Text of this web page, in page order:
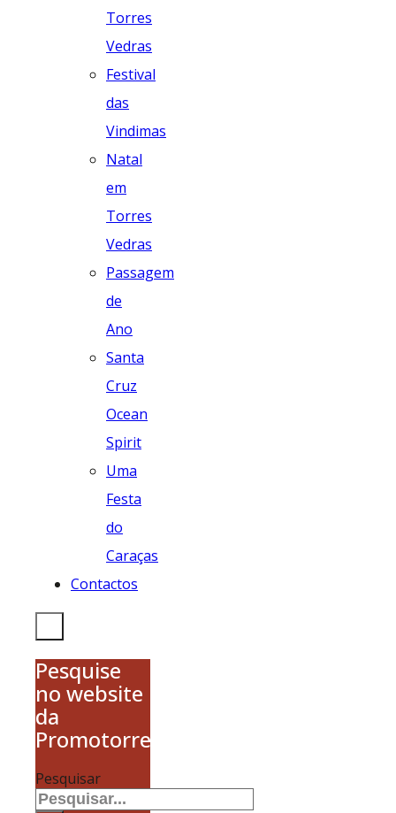
Torres
Vedras
Festival
das
Vindimas
Natal
em
Torres
Vedras
Passagem
de
Ano
Santa
Cruz
Ocean
Spirit
Uma
Festa
do
Caraças
Contactos
Pesquise
no website
da
Promotorres
Pesquisar